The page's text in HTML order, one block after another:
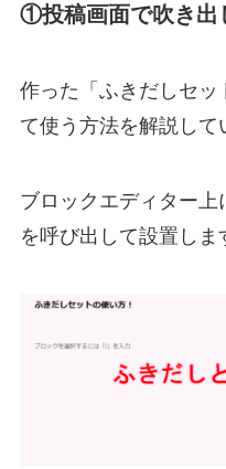
①投稿画面で吹き出
作った「ふきだしセッ
て使う方法を解説して
ブロックエディター上
を呼び出して設置しま